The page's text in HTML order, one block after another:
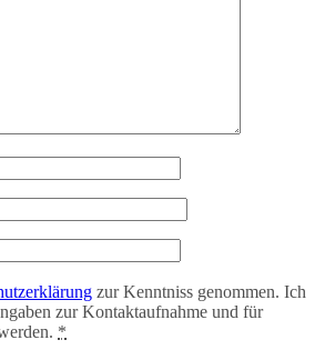
zur Kenntniss genommen. Ich
zur Kontaktaufnahme und für
*